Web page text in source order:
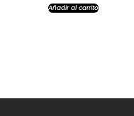
Añadir al carrito